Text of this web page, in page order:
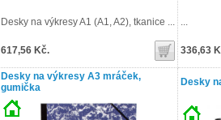
Desky na výkresy A1 (A1, A2), tkanice ...
617,56 Kč.
...
336,63
Desky na výkresy A3 mráček,
gumička
Desky